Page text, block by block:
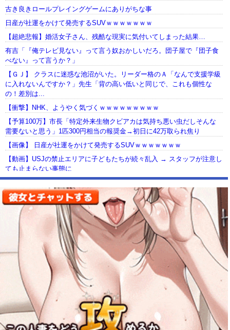
古き良きロールプレイングゲームにありがちな事
日産が社運をかけて発売するSUVｗｗｗｗｗｗｗ
【超絶悲報】婚活女子さん、残酷な現実に気付いてしまった結果…
有吉「『俺テレビ見ない』って言う奴おかしいだろ。団子屋で『団子食
べない』って言うか？」
【ＧＪ】 クラスに迷惑な池沼がいた。リーダー格のＡ「なんで支援学級
に入れないんですか？」先生「背の高い低いと同じで、これも個性な
の！差別は...
【衝撃】NHK、ようやく気づくｗｗｗｗｗｗｗｗｗ
【予算100万】市長「特定外来生物クビアカは気持ち悪い虫だしそんな
需要ないと思う」1匹300円相当の報奨金→初日に42万取られ焦り
【画像】 日産が社運をかけて発売するSUVｗｗｗｗｗｗｗ
【動画】USJの禁止エリアに子どもたちが続々乱入 → スタッフが注意し
ても止まらない事態に
Powered by livedoor 相互RSS